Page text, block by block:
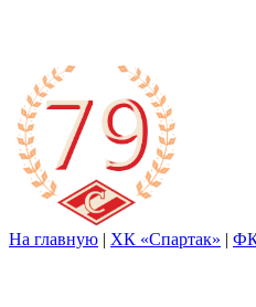
На главную | ХК «Спартак» | ФК